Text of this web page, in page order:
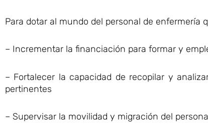
Para dotar al mundo del personal de enfermería
– Incrementar la financiación para formar y
– Fortalecer la capacidad de recopilar y
pertinentes
– Supervisar la movilidad y migración del